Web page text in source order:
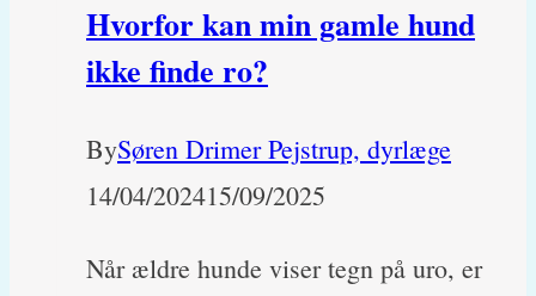
Hvorfor kan min gamle hund
ikke finde ro?
BySøren Drimer Pejstrup, dyrlæge
14/04/202415/09/2025
Når ældre hunde viser tegn på uro, er